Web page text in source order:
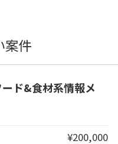
案件
ド&食材系情報メ
¥200,000